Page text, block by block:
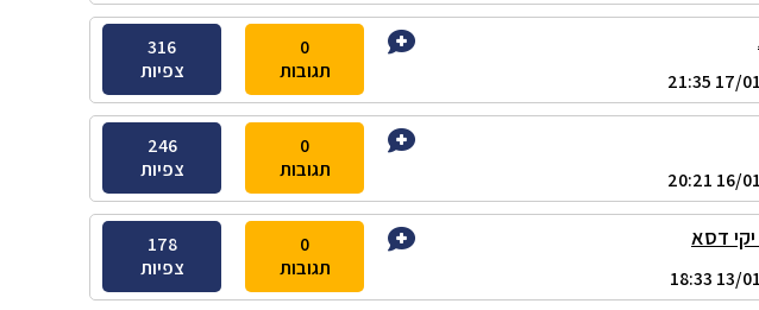
0
תגובות
316
צפיות
0
תגובות
246
צפיות
דסא
0
תגובות
178
צפיות